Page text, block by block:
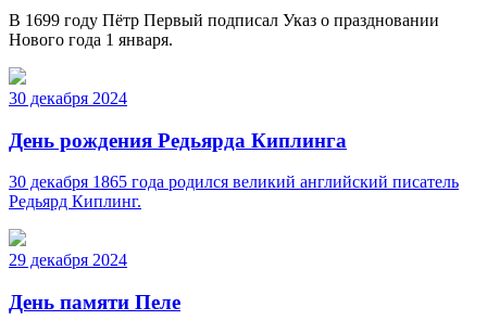
В 1699 году Пётр Первый подписал Указ о праздновании
Нового года 1 января.
30 декабря 2024
День рождения Редьярда Киплинга
30 декабря 1865 года родился великий английский писатель
Редьярд Киплинг.
29 декабря 2024
День памяти Пеле